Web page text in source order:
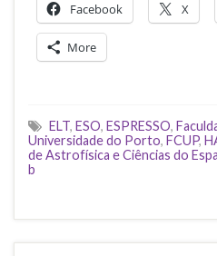
Facebook X
More
ELT, ESO, ESPRESSO,
Universidade do Porto, FCUP,
de Astrofísica e Ciências do
b